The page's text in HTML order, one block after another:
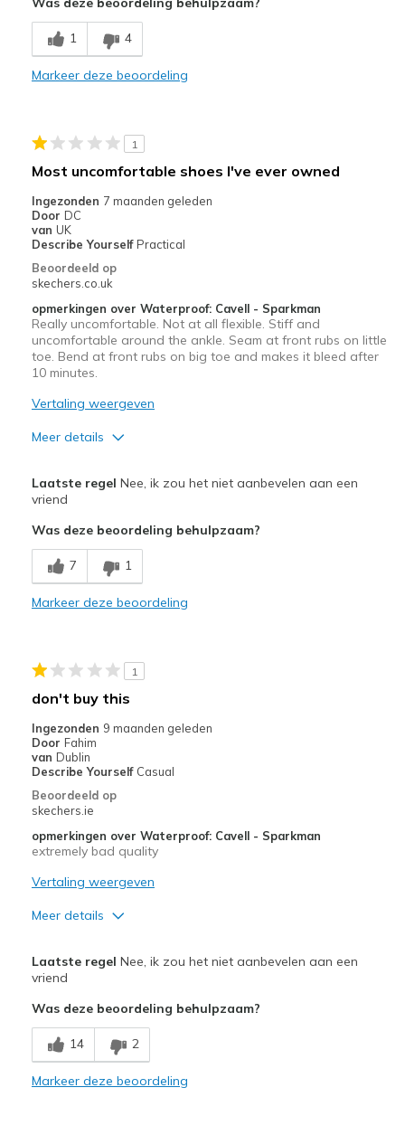
Comfortable
Durable
View On Shoes
Shoes are for Wearing
1 4
Markeer deze beoordeling
1
Most uncomfortable shoes I've ever owned
Ingezonden 7 maanden geleden
Door DC
van UK
Describe Yourself Practical
Beoordeeld op
skechers.co.uk
opmerkingen over Waterproof: Cavell - Sparkman
Really uncomfortable. Not at all flexible. Stiff and
uncomfortable around the ankle. Seam at front rubs on little
toe. Bend at front rubs on big toe and makes it bleed after
10 minutes.
Vertaling weergeven
Meer details
Need Break In
Uncomfortable
Width
Laatste regel Nee, ik zou het niet aanbevelen aan een
vriend
Was deze beoordeling behulpzaam?
7 1
Markeer deze beoordeling
1
don't buy this
Ingezonden 9 maanden geleden
Door Fahim
van Dublin
Describe Yourself Casual
Beoordeeld op
skechers.ie
opmerkingen over Waterproof: Cavell - Sparkman
extremely bad quality
Vertaling weergeven
Meer details
Poor Cushioning
Poor Quality
fall apart
teardown
Laatste regel Nee, ik zou het niet aanbevelen aan een
vriend
Was deze beoordeling behulpzaam?
14 2
Markeer deze beoordeling